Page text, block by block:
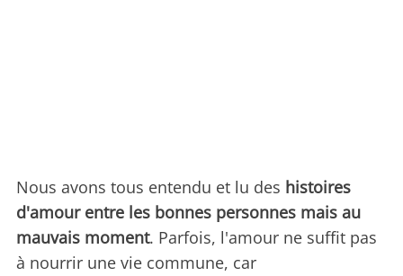
Nous avons tous entendu et lu des histoires
d'amour entre les bonnes personnes mais au
mauvais moment. Parfois, l'amour ne suffit pas
à nourrir une vie commune, car